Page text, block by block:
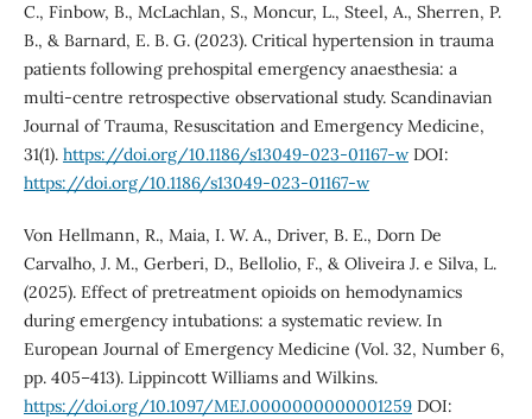
C., Finbow, B., McLachlan, S., Moncur, L., Steel, A., Sherren, P.
B., & Barnard, E. B. G. (2023). Critical hypertension in trauma
patients following prehospital emergency anaesthesia: a
multi-centre retrospective observational study. Scandinavian
Journal of Trauma, Resuscitation and Emergency Medicine,
31(1). https://doi.org/10.1186/s13049-023-01167-wDOI:
https://doi.org/10.1186/s13049-023-01167-w
Von Hellmann, R., Maia, I. W. A., Driver, B. E., Dorn De
Carvalho, J. M., Gerberi, D., Bellolio, F., & Oliveira J. e Silva, L.
(2025). Effect of pretreatment opioids on hemodynamics
during emergency intubations: a systematic review. In
European Journal of Emergency Medicine (Vol. 32, Number 6,
pp. 405–413). Lippincott Williams and Wilkins.
https://doi.org/10.1097/MEJ.0000000000001259DOI: